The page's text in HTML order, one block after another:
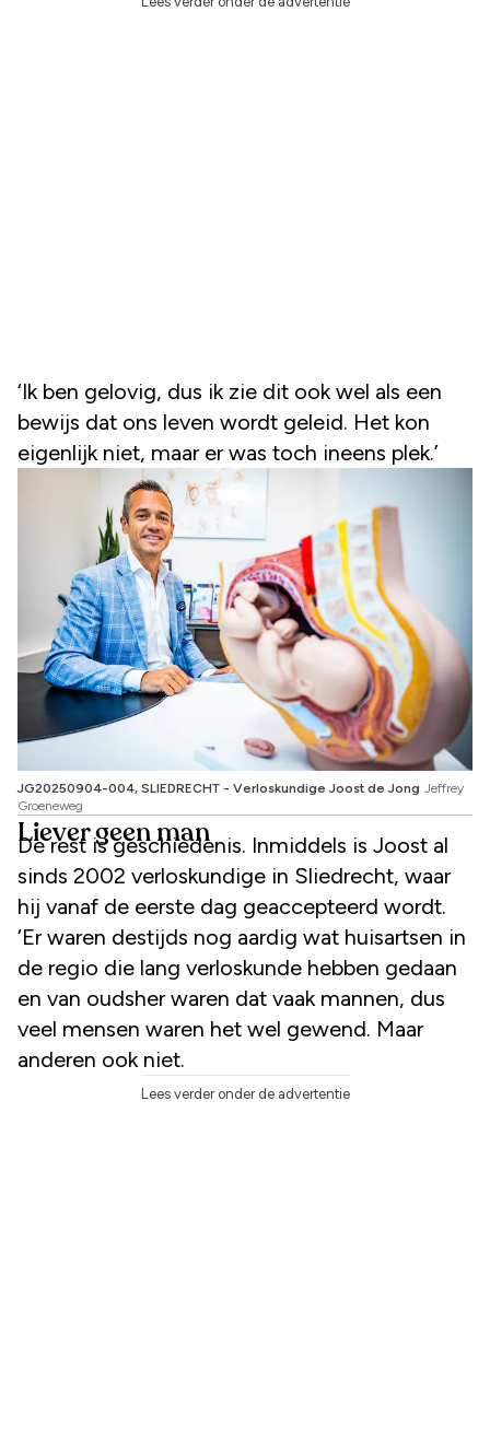
‘Ik ben gelovig, dus ik zie dit ook wel als een
bewijs dat ons leven wordt geleid. Het kon
eigenlijk niet, maar er was toch ineens plek.’
JG20250904-004, SLIEDRECHT - Verloskundige Joost de Jong Jeffrey
Groeneweg
Liever geen man
De rest is geschiedenis. Inmiddels is Joost al
sinds 2002 verloskundige in Sliedrecht, waar
hij vanaf de eerste dag geaccepteerd wordt.
‘Er waren destijds nog aardig wat huisartsen in
de regio die lang verloskunde hebben gedaan
en van oudsher waren dat vaak mannen, dus
veel mensen waren het wel gewend. Maar
anderen ook niet.
Lees verder onder de advertentie